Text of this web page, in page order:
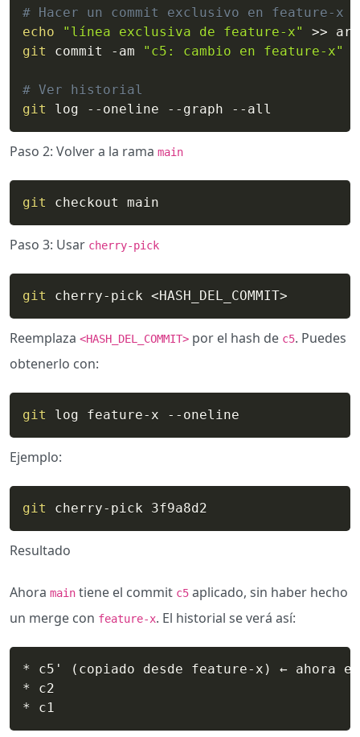
# Hacer un commit exclusivo en feature-x
echo
"línea exclusiva de feature-x"
>>
git
commit -am "c5: cambio en feature-x"
# Ver historial
git
log --oneline --graph --all
Paso 2: Volver a la rama main
git checkout main
Paso 3: Usar cherry-pick
git cherry-pick <HASH_DEL_COMMIT>
Reemplaza <HASH_DEL_COMMIT> por el hash de c5. Puedes
obtenerlo con:
git log feature-x --oneline
Ejemplo:
git cherry-pick 3f9a8d2
Resultado
Ahora main tiene el commit c5 aplicado, sin haber hecho
un merge con feature-x. El historial se verá así:
* c5' (copiado desde feature-x) ← ahora
* c2
* c1